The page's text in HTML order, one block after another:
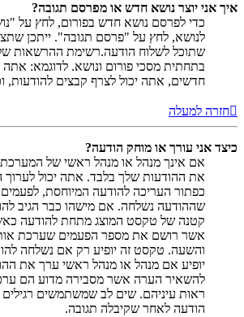
איך אני יוצר נושא חדש או מפרסם תגובה?
כדי לפרסם נושא חדש בפורום, לחץ על
לנושא, לחץ על "פרסם תגובה". ייתכן
שתוכל לשלוח הודעה.רשימת ההרשאות
בתחתית מסכי פורום ונושא. לדוגמא: אתה
חדשים, אתה יכול לצרף קבצים להודעות,
חזרה למעלה
כיצד אני עורך או מוחק הודעה?
אם אינך מנהל או מנהל ראשי של
את ההודעות שלך בלבד. אתה יכול לערוך
כפתור העריכה להודעה המיוחסת, לפעמים
שההודעה נשלחה. אם מישהו כבר הגיב
קטנה של טקסט המוצג מתחת להודעה
אשר רושם את מספר הפעמים שערכת
והשעה. טקסט זה יופיע רק אם נשלחה
יופיע אם מנהל או מנהל ראשי ערך את
להשאיר הערה אשר מסבירה מדוע הם
ראות עיניהם. שים לב שמשתמשים רגילים
הודעה לאחר שקיבלה תגובה.